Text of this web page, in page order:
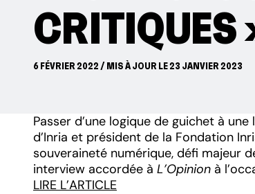
CRITIQUES
6 FÉVRIER 2022 / MIS À JOUR LE 23 JANVIER 2023
Passer d’une logique de guichet à
d’Inria et président de la Fondation
souveraineté numérique, défi majeur
interview accordée à L’Opinion à
LIRE L’ARTICLE